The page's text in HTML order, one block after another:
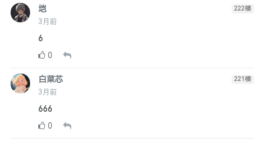
垲
3月前
222楼
6
0
白菜芯
3月前
221楼
666
0